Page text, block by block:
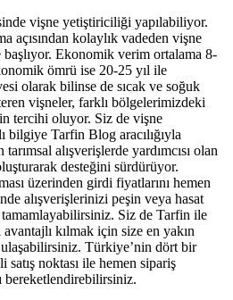
vişne yetiştiriciliği yapılabiliyor.
açısından kolaylık vadeden vişne
başlıyor. Ekonomik verim ortalama 8-
ömrü ise 20-25 yıl ile
olarak bilinse de sıcak ve soğuk
vişneler, farklı bölgelerimizdeki
tercihi oluyor. Siz de vişne
bilgiye Tarfin Blog aracılığıyla
alışverişlerde yardımcısı olan
desteğini sürdürüyor.
üzerinden girdi fiyatlarını hemen
alışverişlerinizi peşin veya hasat
Siz de Tarfin ile
kılmak için size en yakın
ulaşabilirsiniz. Türkiye’nin dört bir
satış noktası ile hemen sipariş
bereketlendirebilirsiniz.